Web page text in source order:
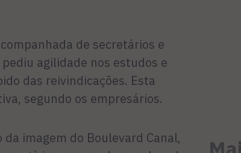
de secretários e
agilidade nos estudos e
das reivindicações. Esta
segundo os empresários.
da imagem do Boulevard Canal,